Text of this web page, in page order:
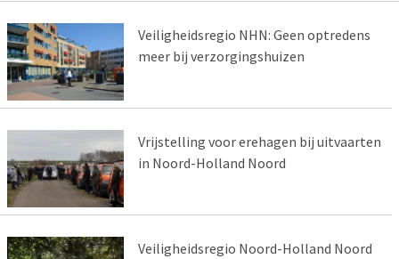
Veiligheidsregio NHN: Geen optredens
meer bij verzorgingshuizen
Vrijstelling voor erehagen bij uitvaarten
in Noord-Holland Noord
Veiligheidsregio Noord-Holland Noord